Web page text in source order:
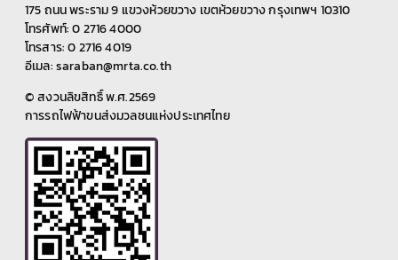
175 ถนน พระราม 9 แขวงห้วยขวาง เขตห้วยขวาง กรุงเทพฯ 10310
โทรศัพท์: 0 2716 4000
โทรสาร: 0 2716 4019
อีเมล: saraban@mrta.co.th
© สงวนลิขสิทธิ์ พ.ศ.2569
การรถไฟฟ้าขนส่งมวลชนแห่งประเทศไทย